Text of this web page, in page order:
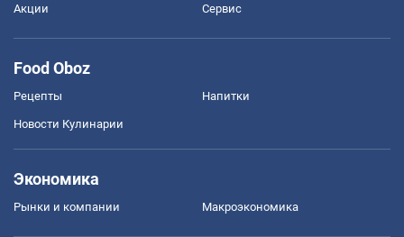
Акции Сервис
Food Oboz
Рецепты Напитки
Новости Кулинарии
Экономика
Рынки и компании Mакроэкономика